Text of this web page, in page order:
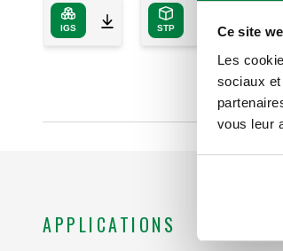
Ce site
Les
sociaux
vous leur
IGS STP BIM
APPLICATIONS